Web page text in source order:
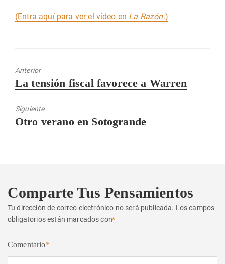
(Entra aquí para ver el vídeo en La Razón.)
Anterior
Entrada
La tensión fiscal favorece a Warren
Siguiente
Entrada
Otro verano en Sotogrande
Comparte Tus Pensamientos
Tu dirección de correo electrónico no será publicada. Los campos
obligatorios están marcados con*
Comentario*